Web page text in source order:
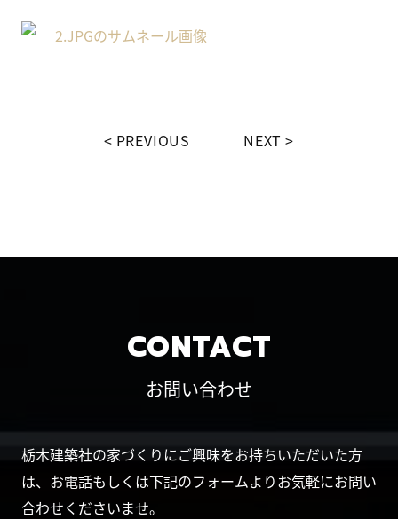
PREVIOUS NEXT
CONTACT
お問い合わせ
栃木建築社の家づくりにご興味をお持ちいただいた方
は、お電話もしくは下記のフォームよりお気軽にお問い
合わせくださいませ。